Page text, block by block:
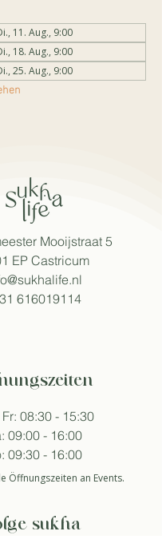
11. Aug., 9:00
18. Aug., 9:00
25. Aug., 9:00
Mooijstraat 5
EP Castricum
31 616019114
Fr: 08:30 - 15:30
09:00 - 16:00
09:30 - 16:00
Öffnungszeiten an Events.
sukha